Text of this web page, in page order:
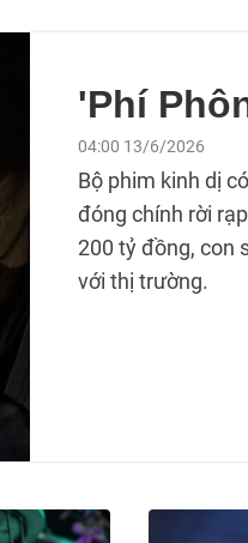
'Phí
04:00 13/6/2026
Bộ phim kinh dị
đóng chính rời
200 tỷ đồng, con
với thị trường.